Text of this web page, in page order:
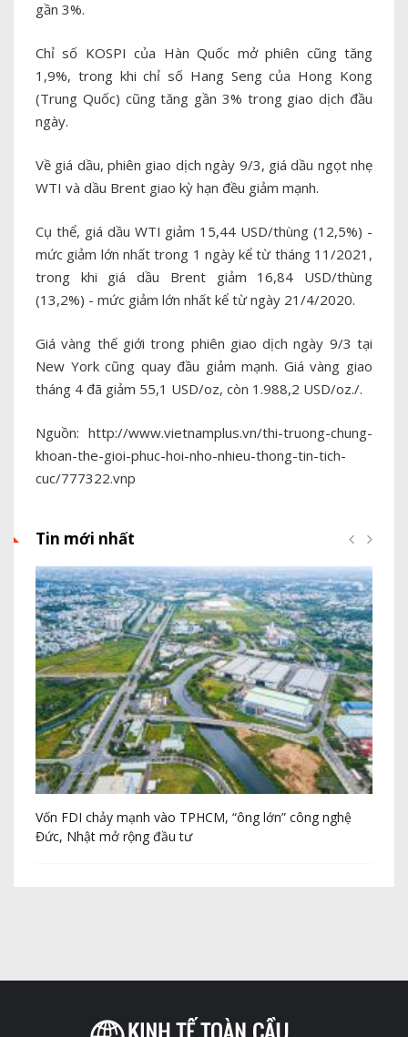
gần 3%.
Chỉ số KOSPI của Hàn Quốc mở phiên cũng tăng
1,9%, trong khi chỉ số Hang Seng của Hong Kong
(Trung Quốc) cũng tăng gần 3% trong giao dịch đầu
ngày.
Về giá dầu, phiên giao dịch ngày 9/3, giá dầu ngọt nhẹ
WTI và dầu Brent giao kỳ hạn đều giảm mạnh.
Cụ thể, giá dầu WTI giảm 15,44 USD/thùng (12,5%) -
mức giảm lớn nhất trong 1 ngày kể từ tháng 11/2021,
trong khi giá dầu Brent giảm 16,84 USD/thùng
(13,2%) - mức giảm lớn nhất kể từ ngày 21/4/2020.
Giá vàng thế giới trong phiên giao dịch ngày 9/3 tại
New York cũng quay đầu giảm mạnh. Giá vàng giao
tháng 4 đã giảm 55,1 USD/oz, còn 1.988,2 USD/oz./.
Nguồn: http://www.vietnamplus.vn/thi-truong-chung-
khoan-the-gioi-phuc-hoi-nho-nhieu-thong-tin-tich-
cuc/777322.vnp
Tin mới nhất
Vốn FDI chảy mạnh vào TPHCM, “ông lớn” công nghệ
Đức, Nhật mở rộng đầu tư